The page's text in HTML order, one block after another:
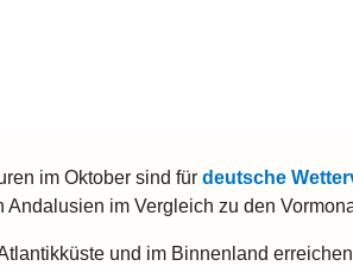
im Oktober sind für deutsche
Andalusien im Vergleich zu den
und im Binnenland